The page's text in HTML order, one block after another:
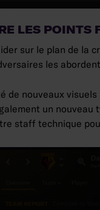
LES POINTS
sur le plan de la
les
de nouveaux
un
staff technique